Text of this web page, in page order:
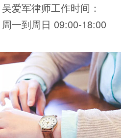
吴爱军律师工作时间：
周一到周日 09:00-18:00